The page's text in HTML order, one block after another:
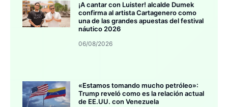
¡A cantar con Luister! alcalde Dumek
confirma al artista Cartagenero como
una de las grandes apuestas del festival
náutico 2026
06/08/2026
«Estamos tomando mucho petróleo»:
Trump reveló como es la relación actual
de EE.UU. con Venezuela